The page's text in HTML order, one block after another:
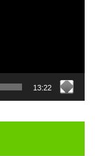
13:22